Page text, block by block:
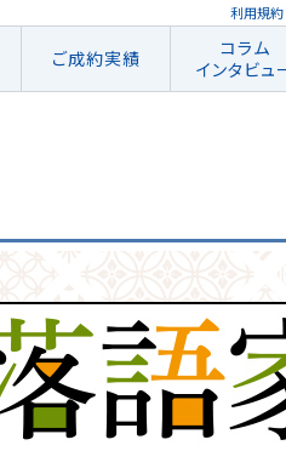
利用規約
ご成約実績
コラム
インタビュ